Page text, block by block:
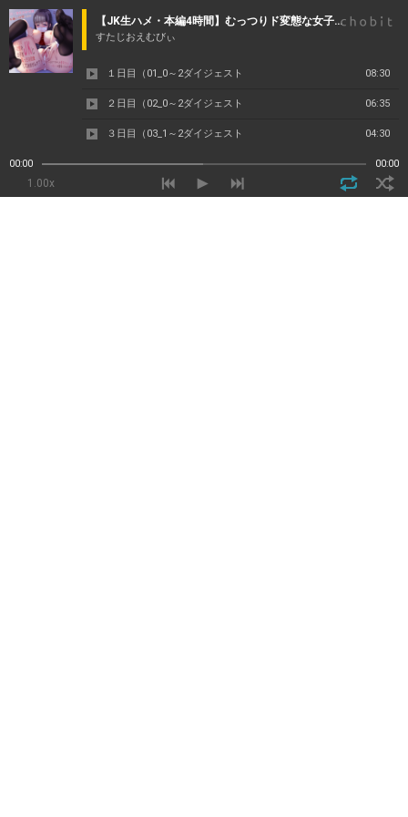
【JK生ハメ・本編4時間】むっつりド変態な女子校JKとえっちな恋愛してみませんか?～SNSでつながった優等生まんことハメまくりの関係になるまで～【+おまけ】
すたじおえむびぃ
１日目（01_0～2ダイジェスト 08:30
２日目（02_0～2ダイジェスト 06:35
３日目（03_1～2ダイジェスト 04:30
おまけ00：おにいさんへ（右（フルサイズ 01:00
00:00 00:00
1.00x